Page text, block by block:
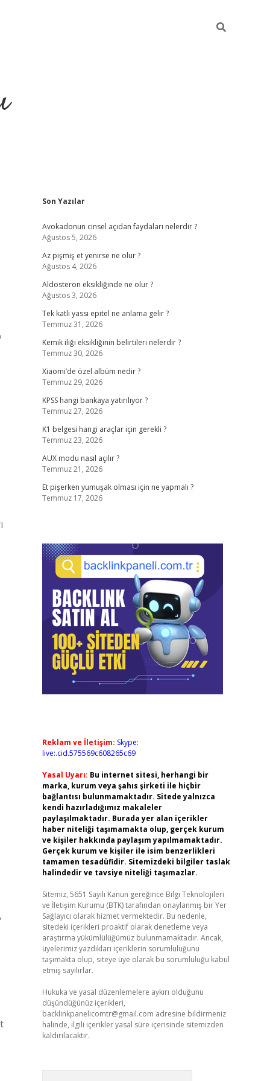
Sidebar
Son Yazılar
Avokadonun cinsel açıdan faydaları nelerdir ?
Ağustos 5, 2026
Az pişmiş et yenirse ne olur ?
Ağustos 4, 2026
Aldosteron eksikliğinde ne olur ?
Ağustos 3, 2026
Tek katlı yassı epitel ne anlama gelir ?
Temmuz 31, 2026
Kemik iliği eksikliğinin belirtileri nelerdir ?
Temmuz 30, 2026
Xiaomi’de özel albüm nedir ?
Temmuz 29, 2026
KPSS hangi bankaya yatırılıyor ?
Temmuz 27, 2026
K1 belgesi hangi araçlar için gerekli ?
Temmuz 23, 2026
AUX modu nasıl açılır ?
Temmuz 21, 2026
Et pişerken yumuşak olması için ne yapmalı ?
Temmuz 17, 2026
Reklam ve İletişim: Skype:
live:.cid.575569c608265c69
Yasal Uyarı: Bu internet sitesi, herhangi bir
marka, kurum veya şahıs şirketi ile hiçbir
bağlantısı bulunmamaktadır. Sitede yalnızca
kendi hazırladığımız makaleler
paylaşılmaktadır. Burada yer alan içerikler
haber niteliği taşımamakta olup, gerçek kurum
ve kişiler hakkında paylaşım yapılmamaktadır.
Gerçek kurum ve kişiler ile isim benzerlikleri
tamamen tesadüfidir. Sitemizdeki bilgiler taslak
halindedir ve tavsiye niteliği taşımazlar.
Sitemiz, 5651 Sayılı Kanun gereğince Bilgi Teknolojileri
ve İletişim Kurumu (BTK) tarafından onaylanmış bir Yer
Sağlayıcı olarak hizmet vermektedir. Bu nedenle,
sitedeki içerikleri proaktif olarak denetleme veya
araştırma yükümlülüğümüz bulunmamaktadır. Ancak,
üyelerimiz yazdıkları içeriklerin sorumluluğunu
taşımakta olup, siteye üye olarak bu sorumluluğu kabul
etmiş sayılırlar.
Hukuka ve yasal düzenlemelere aykırı olduğunu
düşündüğünüz içerikleri,
backlinkpanelicomtr@gmail.com adresine bildirmeniz
halinde, ilgili içerikler yasal süre içerisinde sitemizden
kaldırılacaktır.